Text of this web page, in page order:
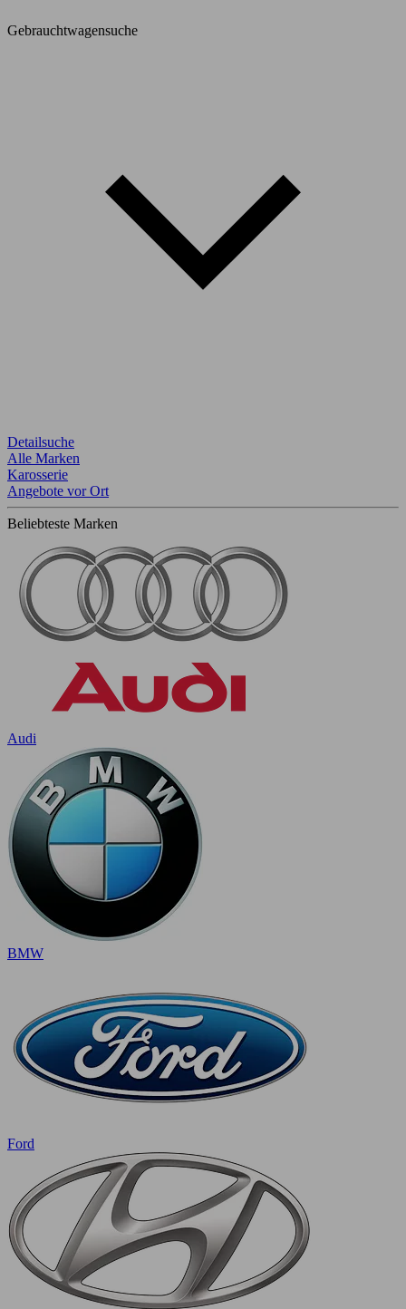
Gebrauchtwagensuche
Detailsuche
Alle Marken
Karosserie
Angebote vor Ort
Beliebteste Marken
Audi
BMW
Ford